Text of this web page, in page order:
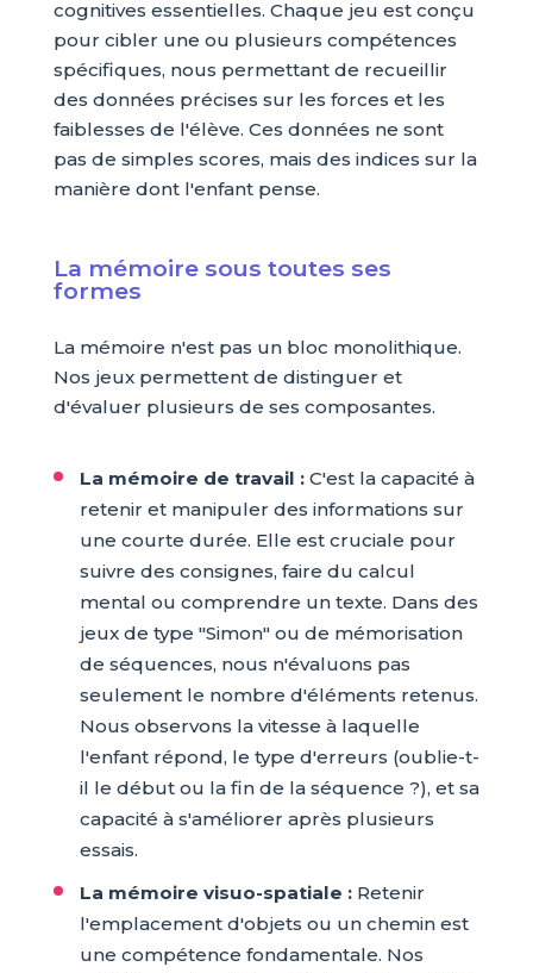
cognitives essentielles. Chaque jeu est conçu
pour cibler une ou plusieurs compétences
spécifiques, nous permettant de recueillir
des données précises sur les forces et les
faiblesses de l'élève. Ces données ne sont
pas de simples scores, mais des indices sur la
manière dont l'enfant pense.
La mémoire sous toutes ses
formes
La mémoire n'est pas un bloc monolithique.
Nos jeux permettent de distinguer et
d'évaluer plusieurs de ses composantes.
La mémoire de travail :C'est la capacité à
retenir et manipuler des informations sur
une courte durée. Elle est cruciale pour
suivre des consignes, faire du calcul
mental ou comprendre un texte. Dans des
jeux de type "Simon" ou de mémorisation
de séquences, nous n'évaluons pas
seulement le nombre d'éléments retenus.
Nous observons la vitesse à laquelle
l'enfant répond, le type d'erreurs (oublie-t-
il le début ou la fin de la séquence ?), et sa
capacité à s'améliorer après plusieurs
essais.
La mémoire visuo-spatiale :Retenir
l'emplacement d'objets ou un chemin est
une compétence fondamentale. Nos